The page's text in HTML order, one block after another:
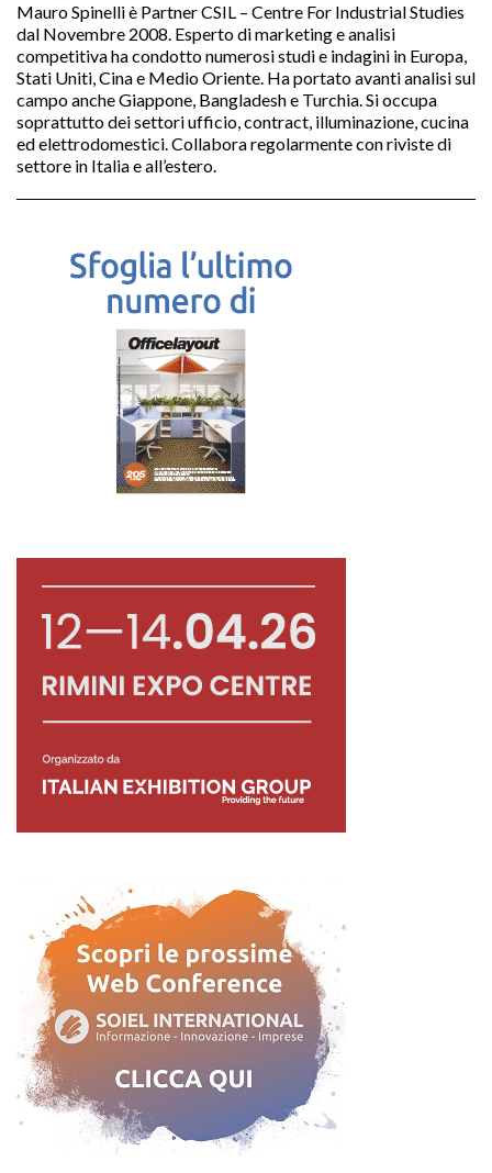
Mauro Spinelli è Partner CSIL – Centre For Industrial Studies
dal Novembre 2008. Esperto di marketing e analisi
competitiva ha condotto numerosi studi e indagini in Europa,
Stati Uniti, Cina e Medio Oriente. Ha portato avanti analisi sul
campo anche Giappone, Bangladesh e Turchia. Si occupa
soprattutto dei settori ufficio, contract, illuminazione, cucina
ed elettrodomestici. Collabora regolarmente con riviste di
settore in Italia e all’estero.